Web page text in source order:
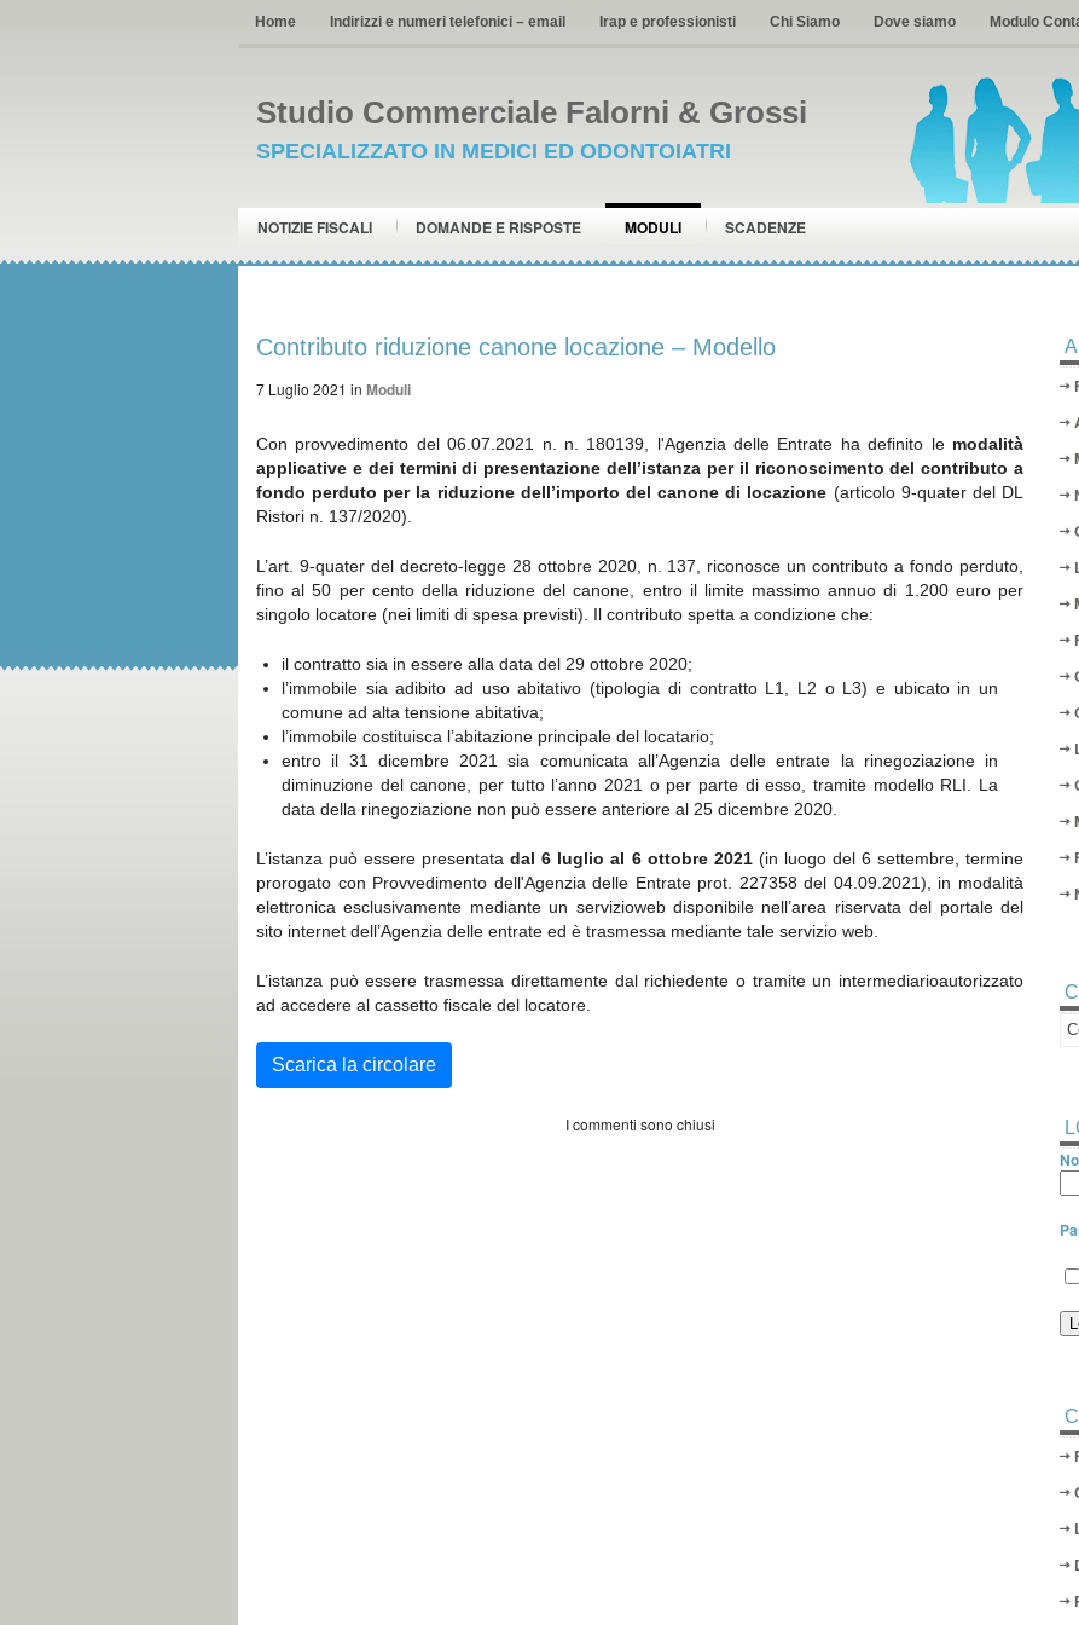
Home Indirizzi e numeri telefonici – email Irap e professionisti Chi Siamo Dove siamo Modulo
Studio Commerciale Falorni & Grossi
SPECIALIZZATO IN MEDICI ED ODONTOIATRI
NOTIZIE FISCALI DOMANDE E RISPOSTE MODULI SCADENZE
Contributo riduzione canone locazione – Modello
7 Luglio 2021 in Moduli
Con provvedimento del 06.07.2021 n. n. 180139, l'Agenzia delle Entrate ha definito le modalità
applicative e dei termini di presentazione dell’istanza per il riconoscimento del contributo a
fondo perduto per la riduzione dell’importo del canone di locazione (articolo 9-quater del DL
Ristori n. 137/2020).
L’art. 9-quater del decreto-legge 28 ottobre 2020, n. 137, riconosce un contributo a fondo perduto,
fino al 50 per cento della riduzione del canone, entro il limite massimo annuo di 1.200 euro per
singolo locatore (nei limiti di spesa previsti). Il contributo spetta a condizione che:
il contratto sia in essere alla data del 29 ottobre 2020;
l’immobile sia adibito ad uso abitativo (tipologia di contratto L1, L2 o L3) e ubicato in un
comune ad alta tensione abitativa;
l’immobile costituisca l’abitazione principale del locatario;
entro il 31 dicembre 2021 sia comunicata all’Agenzia delle entrate la rinegoziazione in
diminuzione del canone, per tutto l’anno 2021 o per parte di esso, tramite modello RLI. La
data della rinegoziazione non può essere anteriore al 25 dicembre 2020.
L’istanza può essere presentatadal 6 luglio al 6 ottobre 2021(in luogo del 6 settembre, termine
prorogato con Provvedimento dell'Agenzia delle Entrate prot. 227358 del 04.09.2021), in modalità
elettronica esclusivamente mediante un servizioweb disponibile nell’area riservata del portale del
sito internet dell’Agenzia delle entrate ed è trasmessa mediante tale servizio web.
L’istanza può essere trasmessa direttamente dal richiedente o tramite un intermediarioautorizzato
ad accedere al cassetto fiscale del locatore.
Scarica la circolare
I commenti sono chiusi